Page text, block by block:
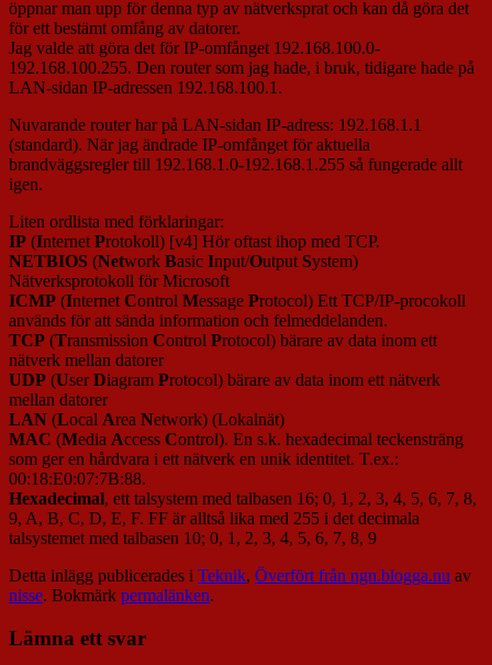
öppnar man upp för denna typ av nätverksprat och kan då göra det
för ett bestämt omfång av datorer.
Jag valde att göra det för IP-omfånget 192.168.100.0-
192.168.100.255. Den router som jag hade, i bruk, tidigare hade på
LAN-sidan IP-adressen 192.168.100.1.
Nuvarande router har på LAN-sidan IP-adress: 192.168.1.1
(standard). När jag ändrade IP-omfånget för aktuella
brandväggsregler till 192.168.1.0-192.168.1.255 så fungerade allt
igen.
Liten ordlista med förklaringar:
IP (InternetProtokoll) [v4] Hör oftast ihop med TCP.
NETBIOS (Network Basic Input/Output System)
Nätverksprotokoll för Microsoft
ICMP (InternetControl Message Protocol) Ett TCP/IP-procokoll
används för att sända information och felmeddelanden.
TCP (Transmission Control Protocol) bärare av data inom ett
nätverk mellan datorer
UDP (UserDiagram Protocol) bärare av data inom ett nätverk
mellan datorer
LAN (Local Area Network) (Lokalnät)
MAC (Media Access Control). En s.k. hexadecimal teckensträng
som ger en hårdvara i ett nätverk en unik identitet. T.ex.:
00:18:E0:07:7B:88.
Hexadecimal, ett talsystem med talbasen 16; 0, 1, 2, 3, 4, 5, 6, 7, 8,
9, A, B, C, D, E, F. FF är alltså lika med 255 i det decimala
talsystemet med talbasen 10; 0, 1, 2, 3, 4, 5, 6, 7, 8, 9
Detta inlägg publicerades i Teknik, Överfört från ngn.blogga.nu av
nisse. Bokmärk permalänken.
Lämna ett svar